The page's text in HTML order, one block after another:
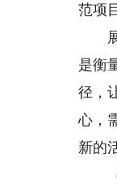
范项
展
是衡
径，
心，
新的
（